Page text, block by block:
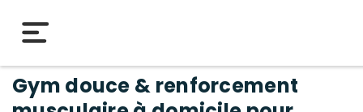
Gym douce & renforcement